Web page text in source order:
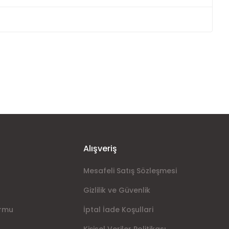
Alışveriş
Mesafeli Satış Sözleşmesi
Gizlilik ve Güvenlik
İptal İade Koşullari